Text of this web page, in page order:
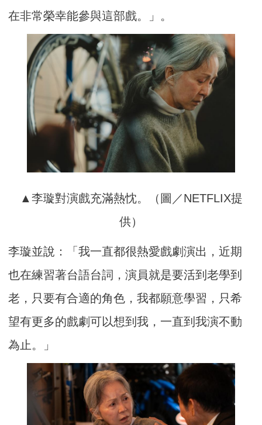
在非常榮幸能參與這部戲。」。
▲李璇對演戲充滿熱忱。（圖／NETFLIX提
供）
李璇並說：「我一直都很熱愛戲劇演出，近期
也在練習著台語台詞，演員就是要活到老學到
老，只要有合適的角色，我都願意學習，只希
望有更多的戲劇可以想到我，一直到我演不動
為止。」